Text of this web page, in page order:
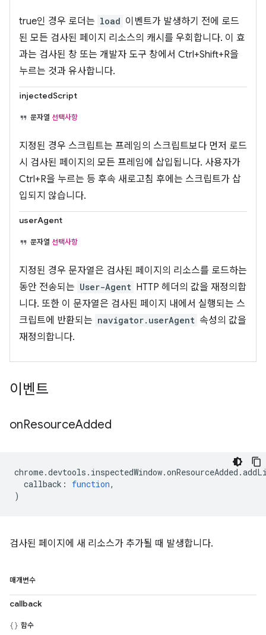
true인 경우 로더는 load 이벤트가 발생하기 전에 로드
된 모든 검사된 페이지 리소스의 캐시를 우회합니다. 이 효
과는 검사된 창 또는 개발자 도구 창에서 Ctrl+Shift+R을
누르는 것과 유사합니다.
injectedScript
문자열 선택사항
지정된 경우 스크립트는 프레임의 스크립트보다 먼저 로드
시 검사된 페이지의 모든 프레임에 삽입됩니다. 사용자가
Ctrl+R을 누르는 등 후속 새로고침 후에는 스크립트가 삽
입되지 않습니다.
userAgent
문자열 선택사항
지정된 경우 문자열은 검사된 페이지의 리소스를 로드하는
동안 전송되는 User-Agent HTTP 헤더의 값을 재정의합
니다. 또한 이 문자열은 검사된 페이지 내에서 실행되는 스
크립트에 반환되는 navigator.userAgent 속성의 값을
재정의합니다.
이벤트
onResourceAdded
chrome.devtools . inspectedWindow.onResourceAdded .
callback : function,
)
검사된 페이지에 새 리소스가 추가될 때 발생합니다.
매개변수
callback
함수